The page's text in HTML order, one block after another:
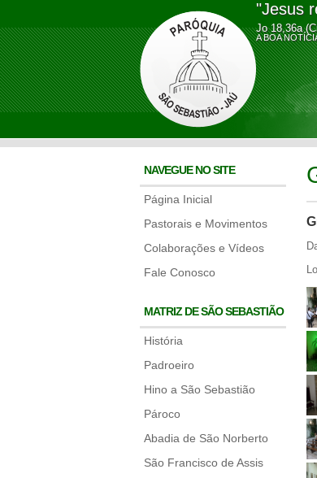
"Jesus
Jo 18,36a
A BOA
NAVEGUE NO SITE
Página Inicial
Pastorais e Movimentos
Colaborações e Vídeos
Fale Conosco
MATRIZ DE SÃO SEBASTIÃO
História
Padroeiro
Hino a São Sebastião
Pároco
Abadia de São Norberto
São Francisco de Assis